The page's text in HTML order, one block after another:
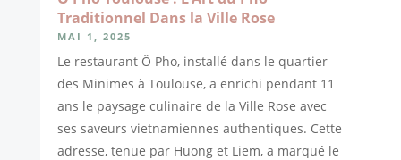
Traditionnel Dans la Ville Rose
MAI 1, 2025
Le restaurant Ô Pho, installé dans le quartier
des Minimes à Toulouse, a enrichi pendant 11
ans le paysage culinaire de la Ville Rose avec
ses saveurs vietnamiennes authentiques. Cette
adresse, tenue par Huong et Liem, a marqué le